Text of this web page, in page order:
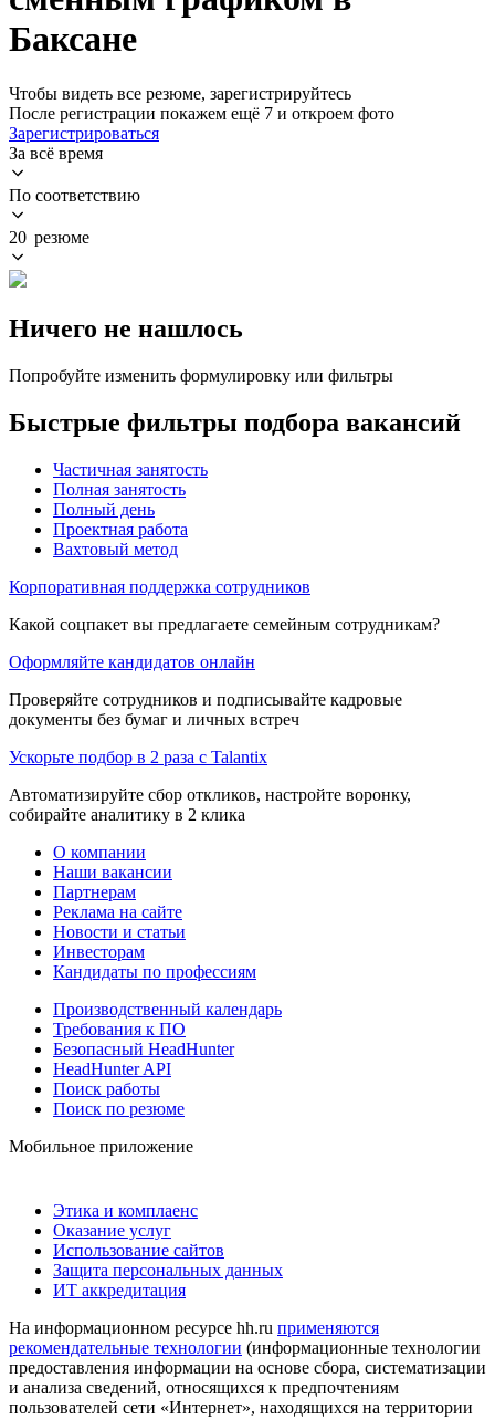
Баксане
Чтобы видеть все резюме, зарегистрируйтесь
После регистрации покажем ещё 7 и откроем фото
Зарегистрироваться
За всё время
По соответствию
20 резюме
Ничего не нашлось
Попробуйте изменить формулировку или фильтры
Быстрые фильтры подбора вакансий
Частичная занятость
Полная занятость
Полный день
Проектная работа
Вахтовый метод
Корпоративная поддержка сотрудников
Какой соцпакет вы предлагаете семейным сотрудникам?
Оформляйте кандидатов онлайн
Проверяйте сотрудников и подписывайте кадровые
документы без бумаг и личных встреч
Ускорьте подбор в 2 раза с Talantix
Автоматизируйте сбор откликов, настройте воронку,
собирайте аналитику в 2 клика
О компании
Наши вакансии
Партнерам
Реклама на сайте
Новости и статьи
Инвесторам
Кандидаты по профессиям
Производственный календарь
Требования к ПО
Безопасный HeadHunter
HeadHunter API
Поиск работы
Поиск по резюме
Мобильное приложение
Этика и комплаенс
Оказание услуг
Использование сайтов
Защита персональных данных
ИТ аккредитация
На информационном ресурсе hh.ru применяются
рекомендательные технологии (информационные технологии
предоставления информации на основе сбора, систематизации
и анализа сведений, относящихся к предпочтениям
пользователей сети «Интернет», находящихся на территории